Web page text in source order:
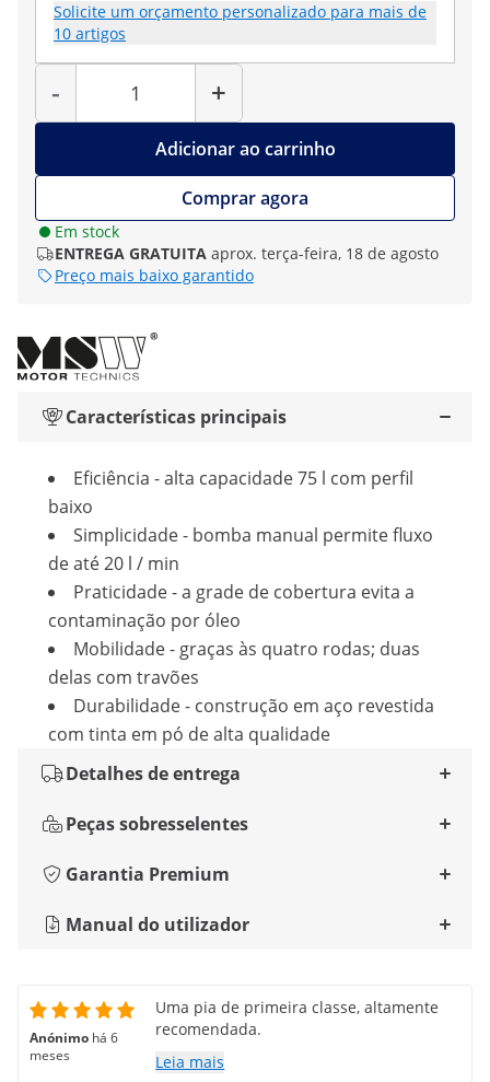
Solicite um orçamento personalizado para mais de
10 artigos
-
Quantidade
+
Adicionar ao carrinho
Comprar agora
Em stock
ENTREGA GRATUITA aprox. terça-feira, 18 de agosto
Preço mais baixo garantido
Características principais
Eficiência - alta capacidade 75 l com perfil
baixo
Simplicidade - bomba manual permite fluxo
de até 20 l / min
Praticidade - a grade de cobertura evita a
contaminação por óleo
Mobilidade - graças às quatro rodas; duas
delas com travões
Durabilidade - construção em aço revestida
com tinta em pó de alta qualidade
Detalhes de entrega
Peças sobresselentes
Garantia Premium
Manual do utilizador
Anónimo há 6
meses
Uma pia de primeira classe, altamente
recomendada.
Leia mais